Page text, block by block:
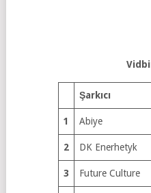
Şarkıcı
1 Abiye
2 DK Enerhetyk
3 Future Culture